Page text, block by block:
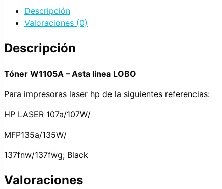
Descripción
Valoraciones (0)
Descripción
Tóner W1105A – Asta linea LOBO
Para impresoras laser hp de la siguientes referencias:
HP LASER 107a/107W/
MFP135a/135W/
137fnw/137fwg; Black
Valoraciones